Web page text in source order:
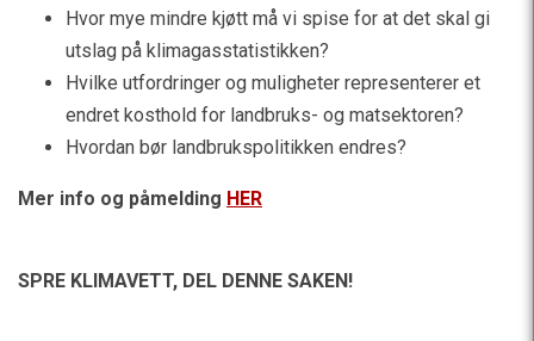
Hvor mye mindre kjøtt må vi spise for at det skal gi
utslag på klimagasstatistikken?
Hvilke utfordringer og muligheter representerer et
endret kosthold for landbruks- og matsektoren?
Hvordan bør landbrukspolitikken endres?
Mer info og påmelding HER
SPRE KLIMAVETT, DEL DENNE SAKEN!